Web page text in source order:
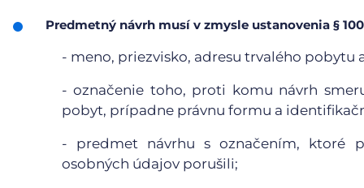
Predmetný návrh musí v zmysle ustanovenia §
- meno, priezvisko, adresu trvalého pobytu
- označenie toho, proti komu návrh
pobyt, prípadne právnu formu a
- predmet návrhu s označením, ktoré
osobných údajov porušili;